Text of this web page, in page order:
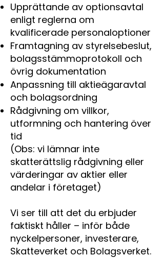
Upprättande av optionsavtal
enligt reglerna om
kvalificerade personaloptioner
Framtagning av styrelsebeslut,
bolagsstämmoprotokoll och
övrig dokumentation
Anpassning till aktieägaravtal
och bolagsordning
Rådgivning om villkor,
utformning och hantering över
tid
(Obs: vi lämnar inte
skatterättslig rådgivning eller
värderingar av aktier eller
andelar i företaget)
Vi ser till att det du erbjuder
faktiskt håller – inför både
nyckelpersoner, investerare,
Skatteverket och Bolagsverket.